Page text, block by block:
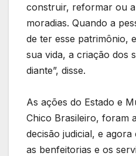
construir, reformar ou
moradias. Quando a
de ter esse patrimônio,
sua vida, a criação dos
diante”, disse.
As ações do Estado e
Chico Brasileiro, foram
decisão judicial, e
as benfeitorias e os